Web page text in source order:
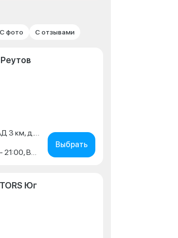
С фото С отзывами
Московская обл., г. Реутов, МКАД 3 км, д. 7, стр. 1
Пн-Пт: 09:00 - 21:00, Сб: 09:00 - 21:00, Вс: 09:00 - 20:00
Выбрать
Юг